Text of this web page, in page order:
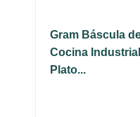
Gram Báscula
Cocina
Plato...